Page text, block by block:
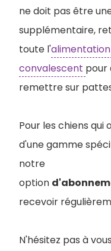
ne doit pas être
supplémentaire,
toute l'
convalescent pour
remettre sur
Pour les chiens qui
d'une gamme
notre
option
recevoir
N'hésitez pas à